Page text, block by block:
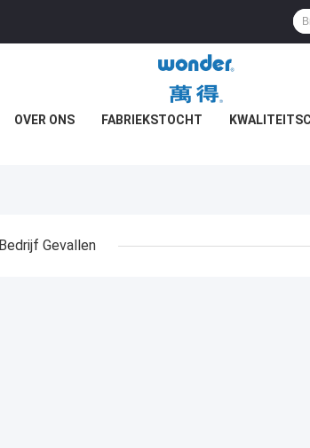
OVER ONS FABRIEKSTOCHT
Bedrijf Gevallen